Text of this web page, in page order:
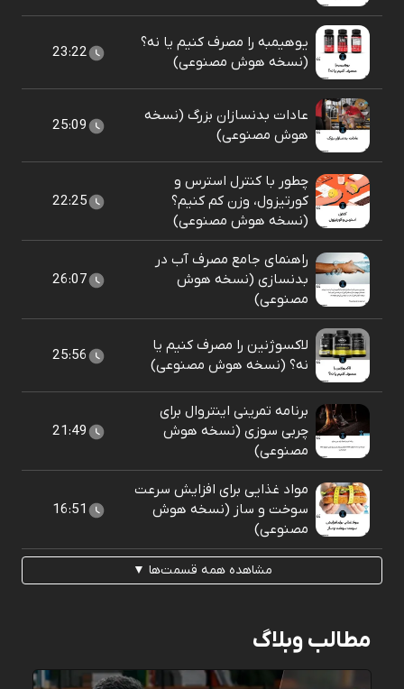
یوهیمبه را مصرف کنیم یا نه؟
(نسخه هوش مصنوعی)
23:22
عادات بدنسازان بزرگ (نسخه
هوش مصنوعی)
25:09
چطور با کنترل استرس و
کورتیزول، وزن کم کنیم؟
(نسخه هوش مصنوعی)
22:25
راهنمای جامع مصرف آب در
بدنسازی (نسخه هوش
مصنوعی)
26:07
لاکسوژنین را مصرف کنیم یا
نه؟ (نسخه هوش مصنوعی)
25:56
برنامه تمرینی اینتروال برای
چربی سوزی (نسخه هوش
مصنوعی)
21:49
مواد غذایی برای افزایش سرعت
سوخت و ساز (نسخه هوش
مصنوعی)
16:51
مشاهده همه قسمت‌ها ▼
مطالب وبلاگ